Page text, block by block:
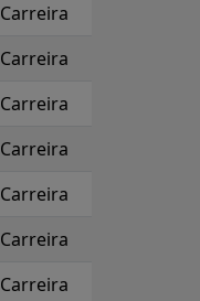
Carreira
Carreira
Carreira
Carreira
Carreira
Carreira
Carreira